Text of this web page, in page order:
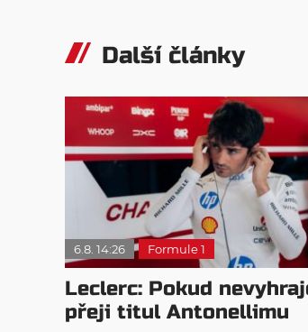
Další články
6.8. 14:26 Formule 1
Leclerc: Pokud
přeji titul Antonellimu